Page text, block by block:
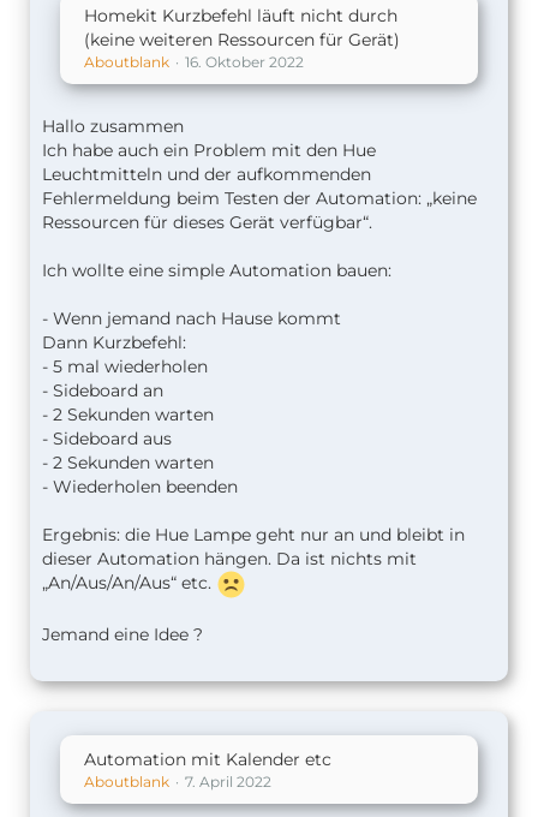
Homekit Kurzbefehl läuft nicht durch
(keine weiteren Ressourcen für Gerät)
Aboutblank 16. Oktober 2022
Hallo zusammen
Ich habe auch ein Problem mit den Hue
Leuchtmitteln und der aufkommenden
Fehlermeldung beim Testen der Automation: „keine
Ressourcen für dieses Gerät verfügbar“.
Ich wollte eine simple Automation bauen:
- Wenn jemand nach Hause kommt
Dann Kurzbefehl:
- 5 mal wiederholen
- Sideboard an
- 2 Sekunden warten
- Sideboard aus
- 2 Sekunden warten
- Wiederholen beenden
Ergebnis: die Hue Lampe geht nur an und bleibt in
dieser Automation hängen. Da ist nichts mit
„An/Aus/An/Aus“ etc.
Jemand eine Idee ?
Automation mit Kalender etc
Aboutblank 7. April 2022